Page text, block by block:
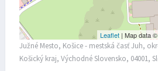
Leaflet | Map data ©
Južné Mesto, Košice - mestská časť Juh,
Košický kraj, Východné Slovensko, 04001,